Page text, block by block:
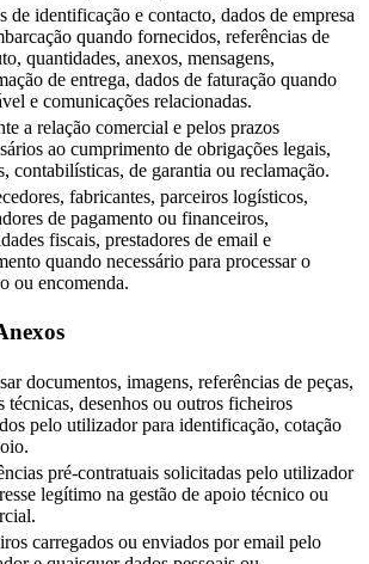
de identificação e contacto, dados de empresa
quando fornecidos, referências de
quantidades, anexos, mensagens,
de entrega, dados de faturação quando
e comunicações relacionadas.
a relação comercial e pelos prazos
ao cumprimento de obrigações legais,
contabilísticas, de garantia ou reclamação.
fabricantes, parceiros logísticos,
de pagamento ou financeiros,
fiscais, prestadores de email e
quando necessário para processar o
ou encomenda.
documentos, imagens, referências de peças,
técnicas, desenhos ou outros ficheiros
pelo utilizador para identificação, cotação
pré-contratuais solicitadas pelo utilizador
legítimo na gestão de apoio técnico ou
carregados ou enviados por email pelo